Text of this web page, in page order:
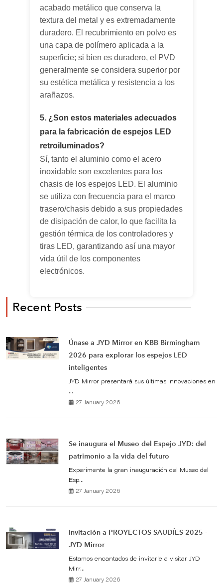
acabado metálico que conserva la
textura del metal y es extremadamente
duradero. El recubrimiento en polvo es
una capa de polímero aplicada a la
superficie; si bien es duradero, el PVD
generalmente se considera superior por
su estética metálica y resistencia a los
arañazos.
5. ¿Son estos materiales adecuados
para la fabricación de espejos LED
retroiluminados?
Sí, tanto el aluminio como el acero
inoxidable son excelentes para los
chasis de los espejos LED. El aluminio
se utiliza con frecuencia para el marco
trasero/chasis debido a sus propiedades
de disipación de calor, lo que facilita la
gestión térmica de los controladores y
tiras LED, garantizando así una mayor
vida útil de los componentes
electrónicos.
Recent Posts
Únase a JYD Mirror en KBB Birmingham
2026 para explorar los espejos LED
inteligentes
JYD Mirror presentará sus últimas innovaciones en
...
27 January 2026
Se inaugura el Museo del Espejo JYD: del
patrimonio a la vida del futuro
Experimente la gran inauguración del Museo del
Esp...
27 January 2026
Invitación a PROYECTOS SAUDÍES 2025 -
JYD Mirror
Estamos encantados de invitarle a visitar JYD
Mirr...
27 January 2026